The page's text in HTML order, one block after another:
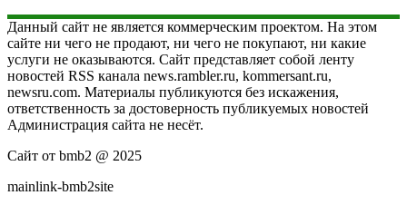
Данный сайт не является коммерческим проектом. На этом
сайте ни чего не продают, ни чего не покупают, ни какие
услуги не оказываются. Сайт представляет собой ленту
новостей RSS канала news.rambler.ru, kommersant.ru,
newsru.com. Материалы публикуются без искажения,
ответственность за достоверность публикуемых новостей
Администрация сайта не несёт.
Сайт от bmb2 @ 2025
mainlink-bmb2site